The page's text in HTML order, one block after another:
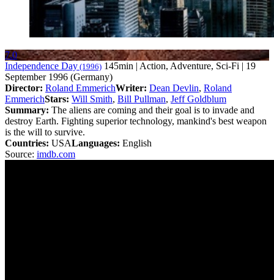
7.0
Independence Day (1996) 145min | Action, Adventure, Sci-Fi | 19
September 1996 (Germany)
Director: Roland EmmerichWriter: Dean Devlin, Roland
EmmerichStars: Will Smith, Bill Pullman, Jeff Goldblum
Summary: The aliens are coming and their goal is to invade and
destroy Earth. Fighting superior technology, mankind's best weapon
is the will to survive.
Countries: USALanguages: English
Source: imdb.com